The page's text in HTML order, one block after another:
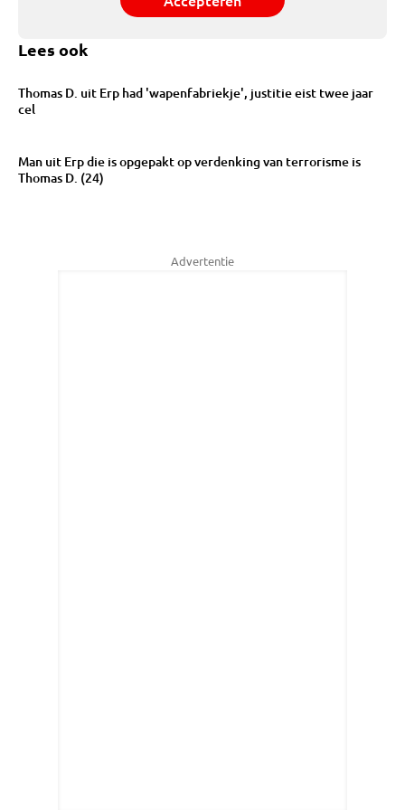
Lees ook
Thomas D. uit Erp had 'wapenfabriekje', justitie eist twee jaar
cel
Man uit Erp die is opgepakt op verdenking van terrorisme is
Thomas D. (24)
Advertentie